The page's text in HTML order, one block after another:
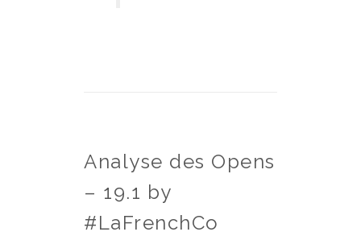
Analyse des Opens
– 19.1 by
#LaFrenchCo